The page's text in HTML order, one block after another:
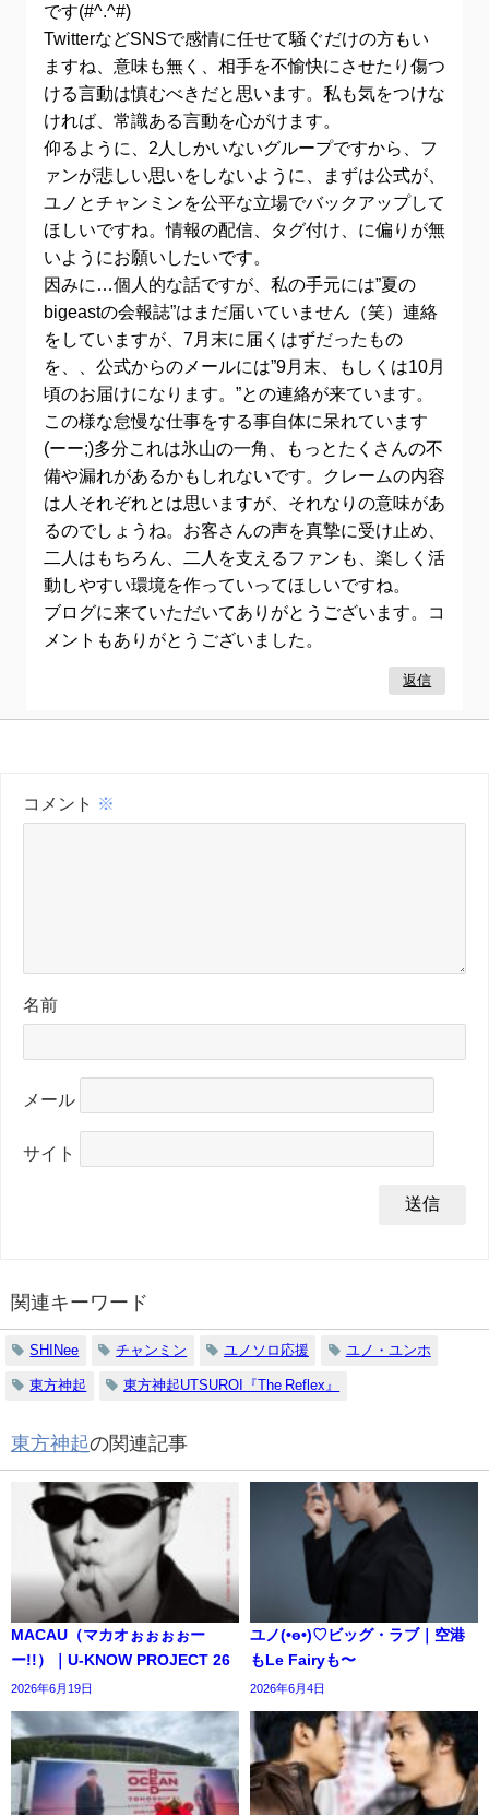
です(#^.^#)
TwitterなどSNSで感情に任せて騒ぐだけの方もい
ますね、意味も無く、相手を不愉快にさせたり傷つ
ける言動は慎むべきだと思います。私も気をつけな
ければ、常識ある言動を心がけます。
仰るように、2人しかいないグループですから、フ
ァンが悲しい思いをしないように、まずは公式が、
ユノとチャンミンを公平な立場でバックアップして
ほしいですね。情報の配信、タグ付け、に偏りが無
いようにお願いしたいです。
因みに…個人的な話ですが、私の手元には”夏の
bigeastの会報誌”はまだ届いていません（笑）連絡
をしていますが、7月末に届くはずだったもの
を、、公式からのメールには”9月末、もしくは10月
頃のお届けになります。”との連絡が来ています。
この様な怠慢な仕事をする事自体に呆れています
(ーー;)多分これは氷山の一角、もっとたくさんの不
備や漏れがあるかもしれないです。クレームの内容
は人それぞれとは思いますが、それなりの意味があ
るのでしょうね。お客さんの声を真摯に受け止め、
二人はもちろん、二人を支えるファンも、楽しく活
動しやすい環境を作っていってほしいですね。
ブログに来ていただいてありがとうございます。コ
メントもありがとうございました。
返信
コメント ※
名前
メール
サイト
関連キーワード
SHINee チャンミン ユノソロ応援 ユノ・ユンホ
東方神起 東方神起UTSUROI『The Reflex』
東方神起の関連記事
MACAU（マカオぉぉぉぉー
ー!!）｜U-KNOW PROJECT 26
2026年6月19日
ユノ(•ө•)♡ビッグ・ラブ｜空港
もLe Fairyも〜
2026年6月4日